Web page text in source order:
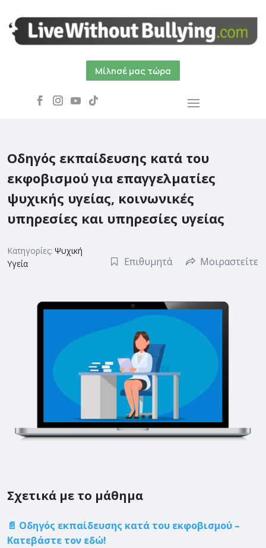
Μίλησέ μας τώρα
Οδηγός εκπαίδευσης κατά του
εκφοβισμού για επαγγελματίες
ψυχικής υγείας, κοινωνικές
υπηρεσίες και υπηρεσίες υγείας
Κατηγορίες: Ψυχική
Υγεία
Επιθυμητά Μοιραστείτε
Σχετικά με το μάθημα
📄 Οδηγός εκπαίδευσης κατά του εκφοβισμού –
Κατεβάστε τον εδώ!